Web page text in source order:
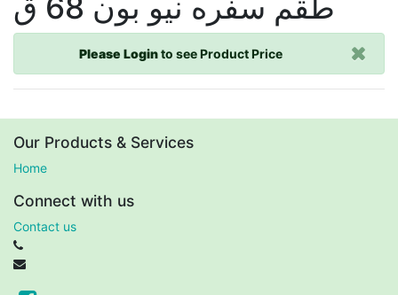
Please Loginto see Product Price
Our Products & Services
Home
Connect with us
Contact us